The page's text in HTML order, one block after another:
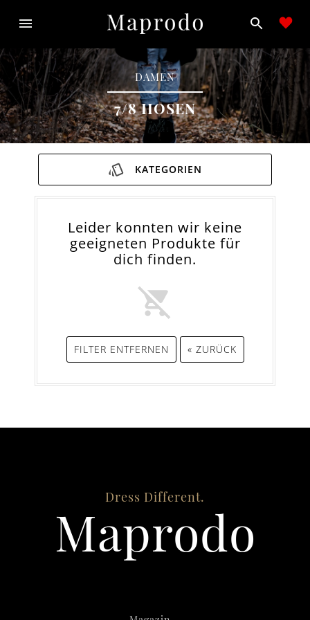
DAMEN
7/8 HOSEN
KATEGORIEN
Leider konnten wir keine
geeigneten Produkte für
dich finden.
FILTER ENTFERNEN « ZURÜCK
Dress Different.
Maprodo